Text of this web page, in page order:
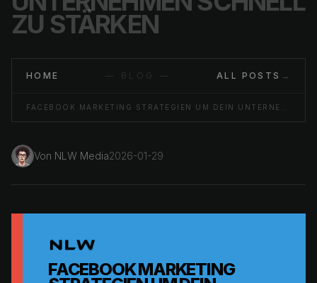
ZU STÄRKEN
HOME — BLOG — ALL POSTS →
Von NLW Media2026-01-29
FACEBOOK MARKETING